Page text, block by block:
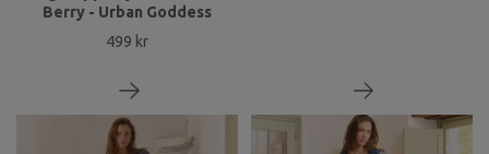
Berry - Urban Goddess
499 kr